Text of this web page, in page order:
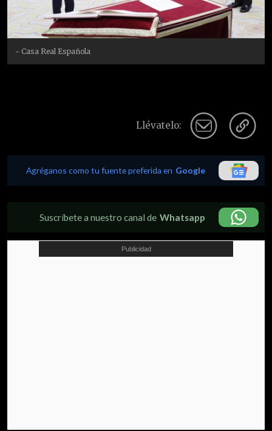
- Casa Real Española
Llévatelo:
Agréganos como tu fuente preferida en Google
Suscríbete a nuestro canal de Whatsapp